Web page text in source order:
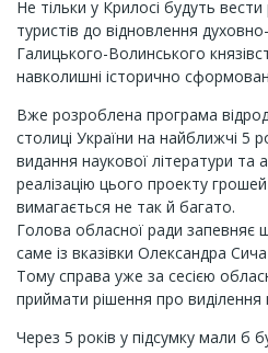
Не тільки у Крилосі будуть
туристів до відновлення
Галицького-Волинського
навколишні історично
Вже розроблена програма
столиці України на найближчі 5
видання наукової літератури та
реалізацію цього проекту
вимагається не так й багато.
Голова обласної ради
саме із вказівки Олександра
Тому справа уже за сесією
приймати рішення про виділення
Через 5 років у підсумку мали б